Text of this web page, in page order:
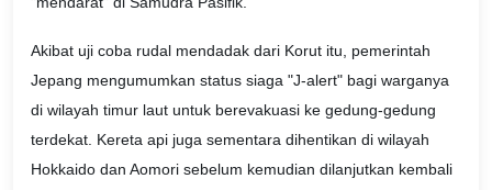
Akibat uji coba rudal mendadak dari Korut itu, pemerintah
Jepang mengumumkan status siaga "J-alert" bagi warganya
di wilayah timur laut untuk berevakuasi ke gedung-gedung
terdekat. Kereta api juga sementara dihentikan di wilayah
Hokkaido dan Aomori sebelum kemudian dilanjutkan kembali